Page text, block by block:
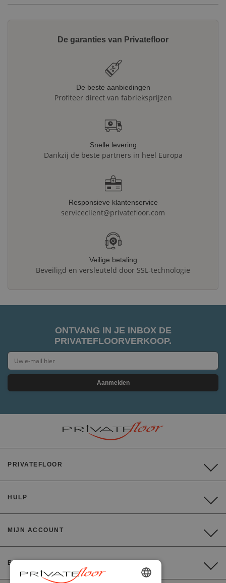
De garanties van Privatefloor
De beste aanbiedingen
Profiteer direct van fabrieksprijzen
Snelle levering
Dankzij de beste partners in heel Europa
Responsieve klantenservice
serviceclient@privatefloor.com
Veilige betaling
Beveiligd en versleuteld door SSL-technologie
ONTVANG IN JE INBOX DE
PRIVATEFLOORVERKOOP.
Aanmelden
PRIVATEFLOOR
HULP
MIJN ACCOUNT
BETALING